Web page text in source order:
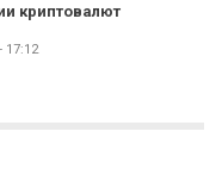
криптовалют
17:12